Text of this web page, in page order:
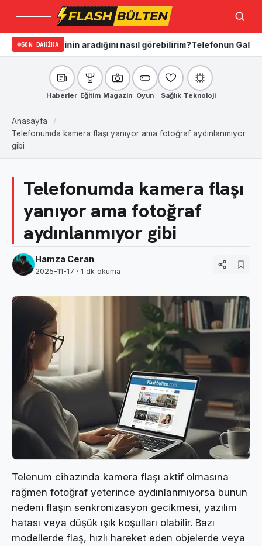
Menü Ara
SON DAKIKA
kişinin aradığını nasıl görebilirim?Telefonun Galerisi Nasıl
Haberler Eğitim Magazin Oyun Sağlık Teknoloji
Anasayfa
Telefonumda kamera flaşı yanıyor ama fotoğraf aydınlanmıyor
gibi
Telefonumda kamera flaşı
yanıyor ama fotoğraf
aydınlanmıyor gibi
Hamza Ceran
2025-11-17 · 1 dk okuma
Telenum cihazında kamera flaşı aktif olmasına
rağmen fotoğraf yeterince aydınlanmıyorsa bunun
nedeni flaşın senkronizasyon gecikmesi, yazılım
hatası veya düşük ışık koşulları olabilir. Bazı
modellerde flaş, hızlı hareket eden objelerde veya